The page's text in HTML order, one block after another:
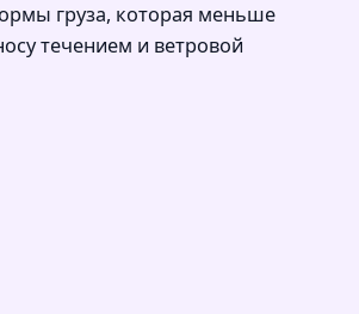
груза, которая меньше
течением и ветровой